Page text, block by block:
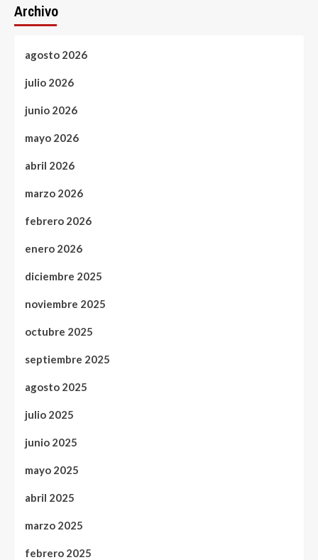
Archivo
agosto 2026
julio 2026
junio 2026
mayo 2026
abril 2026
marzo 2026
febrero 2026
enero 2026
diciembre 2025
noviembre 2025
octubre 2025
septiembre 2025
agosto 2025
julio 2025
junio 2025
mayo 2025
abril 2025
marzo 2025
febrero 2025